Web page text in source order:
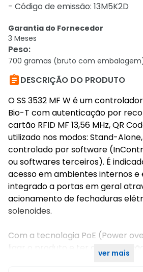
- Código de emissão: 13M5K2D
Garantia do Fornecedor
3 Meses
Peso:
700 gramas (bruto com
DESCRIÇÃO DO PRODUTO
O SS 3532 MF W é um
Bio-T com autenticação por
cartão RFID MF 13,56 MHz, QR
utilizado nos modos: Stand-
controlado por software
ou softwares terceiros). É
acesso em ambientes internos e
integrado a portas em geral
acionamento de fechaduras
solenoides.
Com a tecnologia PoE (Power
ligar o produto e ter
ver mais